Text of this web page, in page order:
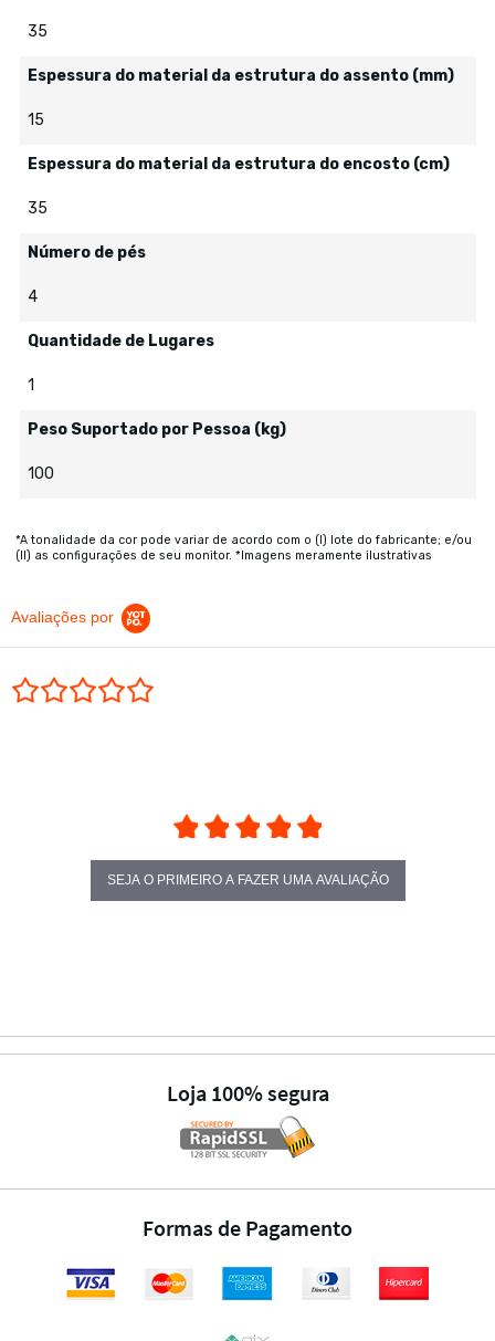
35
Espessura do material da estrutura do assento (mm)
15
Espessura do material da estrutura do encosto (cm)
35
Número de pés
4
Quantidade de Lugares
1
Peso Suportado por Pessoa (kg)
100
*A tonalidade da cor pode variar de acordo com o (I) lote do fabricante; e/ou
(II) as configurações de seu monitor. *Imagens meramente ilustrativas
Avaliações por
SEJA O PRIMEIRO A FAZER UMA AVALIAÇÃO